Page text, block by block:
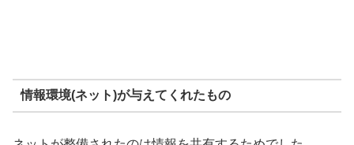
情報環境(ネット)が与えてくれたもの